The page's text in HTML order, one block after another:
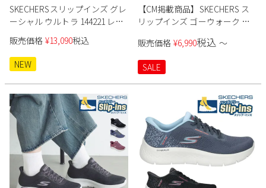
SKECHERSスリップインズ グレ
ーシャル ウルトラ 144221 レデ
ィース
販売価格 ¥13,090税込
NEW
【CM掲載商品】SKECHERS ス
リップインズ ゴーウォーク グ
125120 レディース
販売価格 ¥6,990税込 〜
SALE